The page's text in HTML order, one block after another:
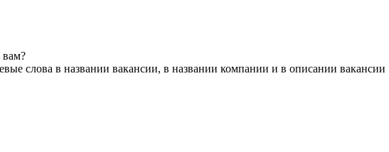
вам?
слова в названии вакансии, в названии компании и в описании вакансии